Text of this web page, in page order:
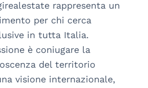
rappresenta un
per chi cerca
in tutta Italia.
è coniugare la
del territorio
visione internazionale,